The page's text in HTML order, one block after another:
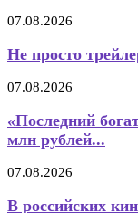
07.08.2026
Не просто
07.08.2026
«Последний
млн рублей...
07.08.2026
В российских